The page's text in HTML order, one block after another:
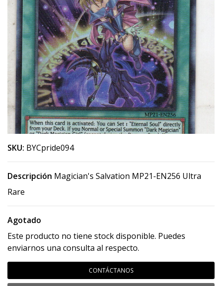
SKU: BYCpride094
Descripción Magician's Salvation MP21-EN256 Ultra
Rare
Agotado
Este producto no tiene stock disponible. Puedes
enviarnos una consulta al respecto.
CONTÁCTANOS